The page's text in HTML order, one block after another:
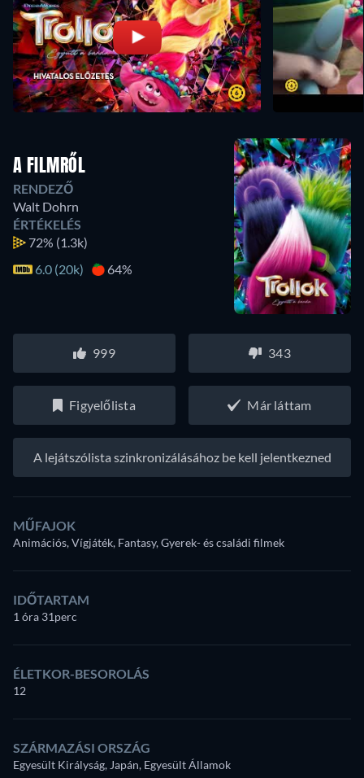
A FILMRŐL
RENDEZŐ
Walt Dohrn
ÉRTÉKELÉS
72% (1.3k)
6.0 (20k)
64%
999 343
Figyelőlista Már láttam
A lejátszólista szinkronizálásához be kell jelentkezned
MŰFAJOK
Animációs, Vígjáték, Fantasy, Gyerek- és családi filmek
IDŐTARTAM
1 óra 31perc
ÉLETKOR-BESOROLÁS
12
SZÁRMAZÁSI ORSZÁG
Egyesült Királyság, Japán, Egyesült Államok